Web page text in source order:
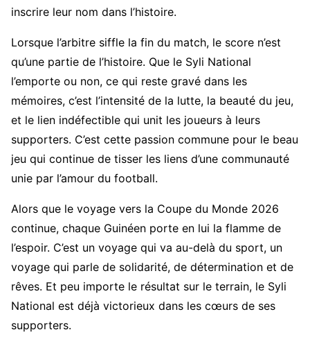
inscrire leur nom dans l’histoire.
Lorsque l’arbitre siffle la fin du match, le score n’est
qu’une partie de l’histoire. Que le Syli National
l’emporte ou non, ce qui reste gravé dans les
mémoires, c’est l’intensité de la lutte, la beauté du jeu,
et le lien indéfectible qui unit les joueurs à leurs
supporters. C’est cette passion commune pour le beau
jeu qui continue de tisser les liens d’une communauté
unie par l’amour du football.
Alors que le voyage vers la Coupe du Monde 2026
continue, chaque Guinéen porte en lui la flamme de
l’espoir. C’est un voyage qui va au-delà du sport, un
voyage qui parle de solidarité, de détermination et de
rêves. Et peu importe le résultat sur le terrain, le Syli
National est déjà victorieux dans les cœurs de ses
supporters.